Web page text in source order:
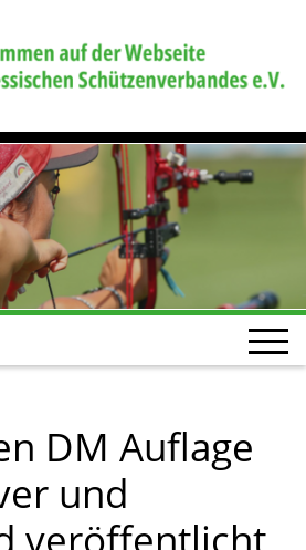
DM Auflage
und
veröffentlicht